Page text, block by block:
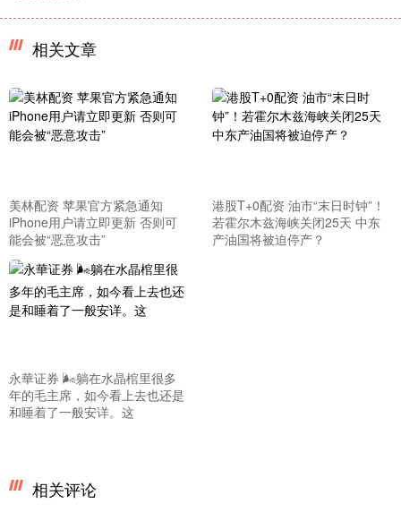
相关文章
美林配资 苹果官方紧急通知
iPhone用户请立即更新 否则可
能会被“恶意攻击”
港股T+0配资 油市“末日时钟”！
若霍尔木兹海峡关闭25天 中东
产油国将被迫停产？
永華证券 🌬躺在水晶棺里很多
年的毛主席，如今看上去也还是
和睡着了一般安详。这
相关评论